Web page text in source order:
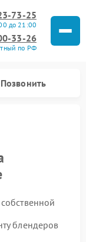
73-25
до 21:00
33-26
по РФ
Позвонить
блендеров